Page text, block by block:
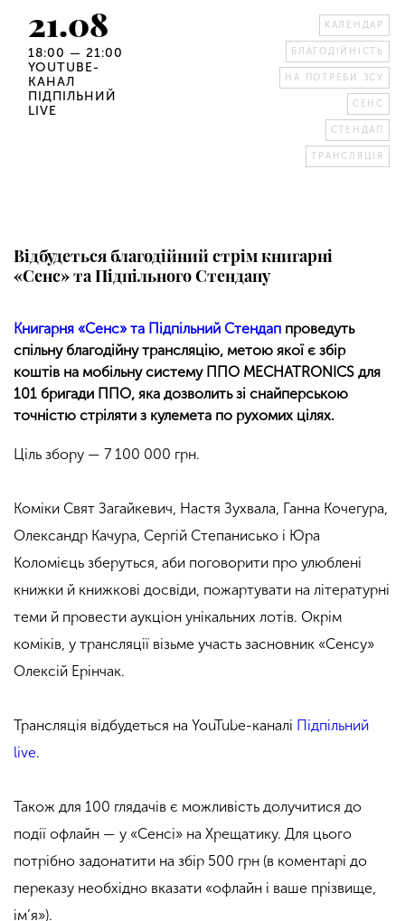
21.08
18:00 — 21:00
YOUTUBE-
КАНАЛ
ПІДПІЛЬНИЙ
LIVE
КАЛЕНДАР
БЛАГОДІЙНІСТЬ
НА ПОТРЕБИ ЗСУ
СЕНС
СТЕНДАП
ТРАНСЛЯЦІЯ
Відбудеться благодійний стрім книгарні
«Сенс» та Підпільного Стендапу
Книгарня «Сенс» та Підпільний Стендап проведуть
спільну благодійну трансляцію, метою якої є збір
коштів на мобільну систему ППО MECHATRONICS для
101 бригади ППО, яка дозволить зі снайперською
точністю стріляти з кулемета по рухомих цілях.
Ціль збору — 7 100 000 грн.
Коміки Свят Загайкевич, Настя Зухвала, Ганна Кочегура,
Олександр Качура, Сергій Степанисько і Юра
Коломієць зберуться, аби поговорити про улюблені
книжки й книжкові досвіди, пожартувати на літературні
теми й провести аукціон унікальних лотів. Окрім
коміків, у трансляції візьме участь засновник «Сенсу»
Олексій Ерінчак.
Трансляція відбудеться на YouTube-каналі Підпільний
live.
Також для 100 глядачів є можливість долучитися до
події офлайн — у «Сенсі» на Хрещатику. Для цього
потрібно задонатити на збір 500 грн (в коментарі до
переказу необхідно вказати «офлайн і ваше прізвище,
ім’я»).